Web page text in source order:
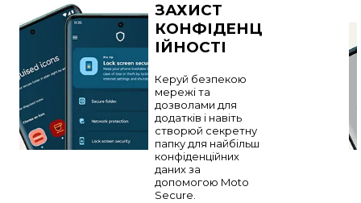
ЗАХИСТ
КОНФІДЕНЦ
ІЙНОСТІ
Керуй безпекою
мережі та
дозволами для
додатків і навіть
створюй секретну
папку для найбільш
конфіденційних
даних за
допомогою Moto
Secure.